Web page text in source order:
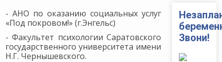
- АНО по оказанию социальных услуг
«Под покровом!» (г.Энгельс)
- Факультет психологии Саратовского
государственного университета имени
Н.Г. Чернышевского.
Звони!